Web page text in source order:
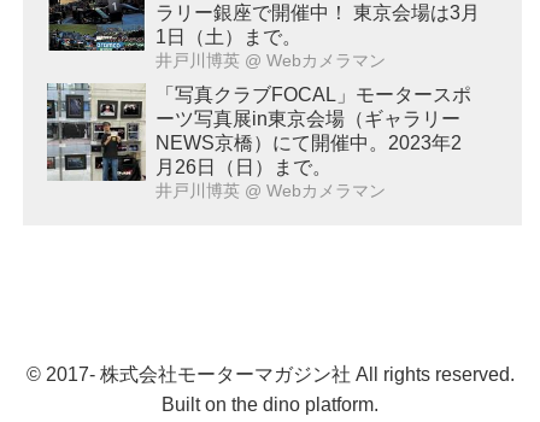
ラリー銀座で開催中！ 東京会場は3月
1日（土）まで。
井戸川博英 @ Webカメラマン
「写真クラブFOCAL」モータースポ
ーツ写真展in東京会場（ギャラリー
NEWS京橋）にて開催中。2023年2
月26日（日）まで。
井戸川博英 @ Webカメラマン
© 2017- 株式会社モーターマガジン社 All rights reserved.
Built on the dino platform.